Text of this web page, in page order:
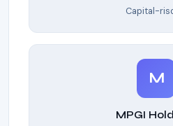
Capital-
M
MPGI